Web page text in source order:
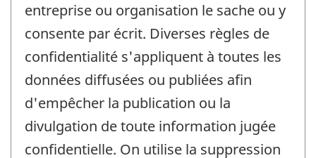
entreprise ou organisation le sache ou y
consente par écrit. Diverses règles de
confidentialité s'appliquent à toutes les
données diffusées ou publiées afin
d'empêcher la publication ou la
divulgation de toute information jugée
confidentielle. On utilise la suppression